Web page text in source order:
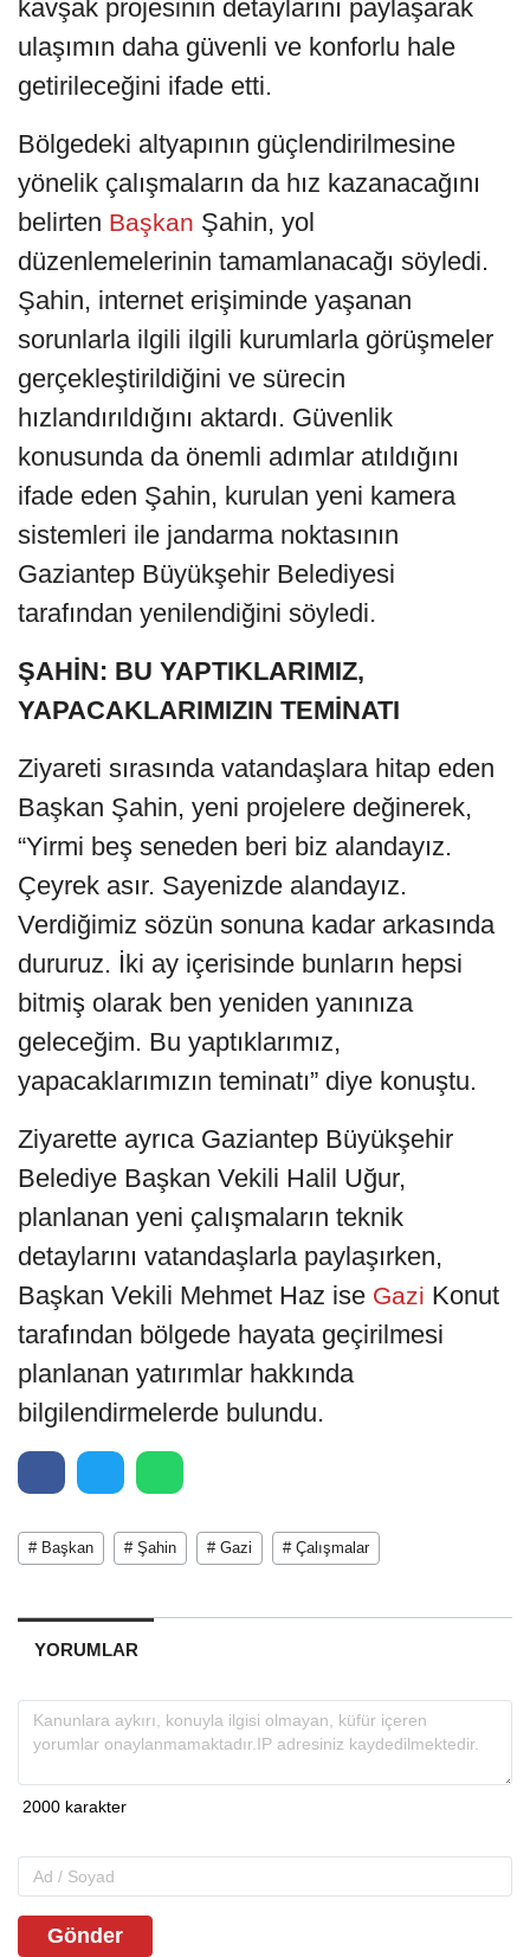
kavşak projesinin detaylarını paylaşarak
ulaşımın daha güvenli ve konforlu hale
getirileceğini ifade etti.
Bölgedeki altyapının güçlendirilmesine
yönelik çalışmaların da hız kazanacağını
belirten Başkan Şahin, yol
düzenlemelerinin tamamlanacağı söyledi.
Şahin, internet erişiminde yaşanan
sorunlarla ilgili ilgili kurumlarla görüşmeler
gerçekleştirildiğini ve sürecin
hızlandırıldığını aktardı. Güvenlik
konusunda da önemli adımlar atıldığını
ifade eden Şahin, kurulan yeni kamera
sistemleri ile jandarma noktasının
Gaziantep Büyükşehir Belediyesi
tarafından yenilendiğini söyledi.
ŞAHİN: BU YAPTIKLARIMIZ,
YAPACAKLARIMIZIN TEMİNATI
Ziyareti sırasında vatandaşlara hitap eden
Başkan Şahin, yeni projelere değinerek,
“Yirmi beş seneden beri biz alandayız.
Çeyrek asır. Sayenizde alandayız.
Verdiğimiz sözün sonuna kadar arkasında
dururuz. İki ay içerisinde bunların hepsi
bitmiş olarak ben yeniden yanınıza
geleceğim. Bu yaptıklarımız,
yapacaklarımızın teminatı” diye konuştu.
Ziyarette ayrıca Gaziantep Büyükşehir
Belediye Başkan Vekili Halil Uğur,
planlanan yeni çalışmaların teknik
detaylarını vatandaşlarla paylaşırken,
Başkan Vekili Mehmet Haz ise Gazi Konut
tarafından bölgede hayata geçirilmesi
planlanan yatırımlar hakkında
bilgilendirmelerde bulundu.
# Başkan # Şahin # Gazi # Çalışmalar
YORUMLAR
Gönder